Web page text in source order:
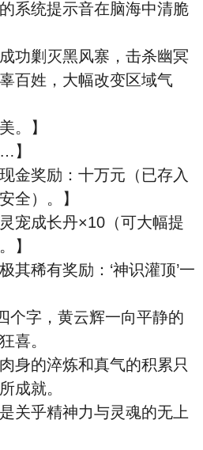
统提示音在脑海中清脆
剿灭黑风寨，击杀幽冥
百姓，大幅改变区域气
】
奖励：十万元（已存入
全）。】
成长丹×10（可大幅提
】
稀有奖励：‘神识灌顶’一
字，黄云辉一向平静的
喜。
的淬炼和真气的积累只
成就。
乎精神力与灵魂的无上